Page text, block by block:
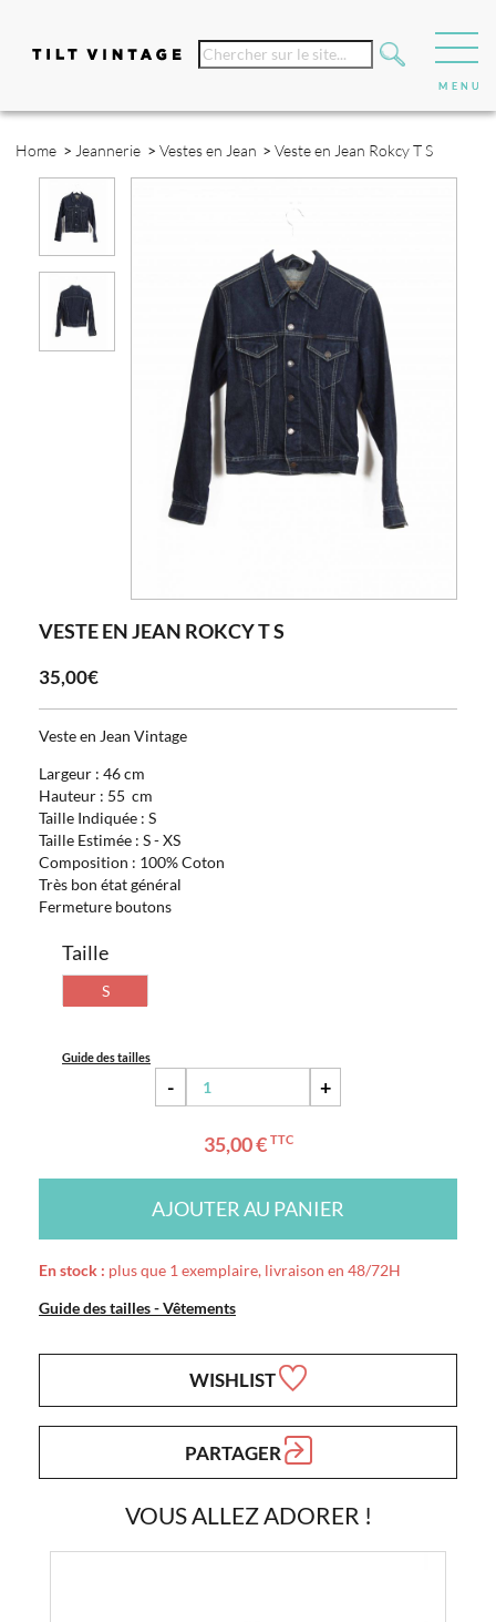
Home > Jeannerie > Vestes en Jean >Veste en Jean Rokcy T S
VESTE EN JEAN ROKCY T S
35,00€
Veste en Jean Vintage
Largeur : 46 cm
Hauteur : 55 cm
Taille Indiquée : S
Taille Estimée : S - XS
Composition : 100% Coton
Très bon état général
Fermeture boutons
Taille
S
Guide des tailles
- +
35,00 € TTC
AJOUTER AU PANIER
En stock : plus que 1 exemplaire, livraison en 48/72H
Guide des tailles - Vêtements
WISHLIST
PARTAGER
VOUS ALLEZ ADORER !